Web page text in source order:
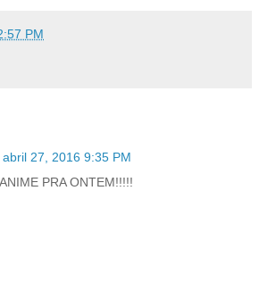
PM
abril 27, 2016 9:35 PM
PRA ONTEM!!!!!